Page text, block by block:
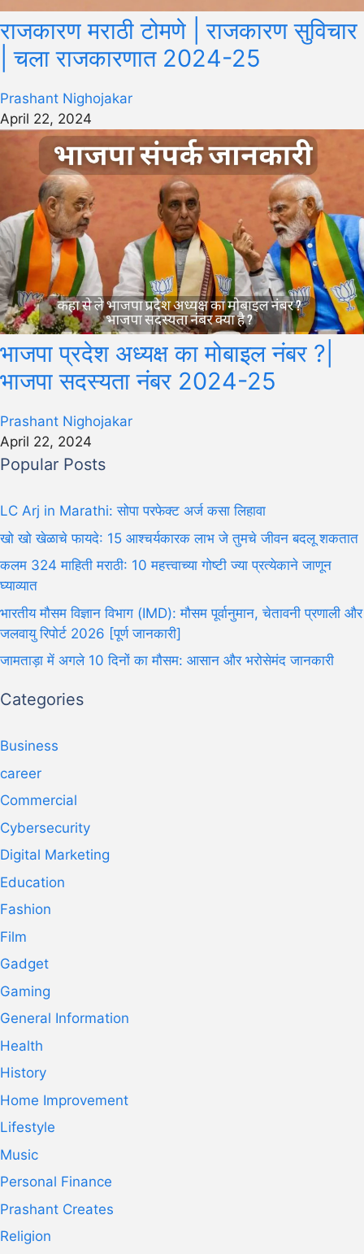
राजकारण मराठी टोमणे | राजकारण सुविचार
| चला राजकारणात 2024-25
Prashant Nighojakar
April 22, 2024
भाजपा प्रदेश अध्यक्ष का मोबाइल नंबर ?|
भाजपा सदस्यता नंबर 2024-25
Prashant Nighojakar
April 22, 2024
Popular Posts
LC Arj in Marathi: सोपा परफेक्ट अर्ज कसा लिहावा
खो खो खेळाचे फायदे: 15 आश्चर्यकारक लाभ जे तुमचे जीवन बदलू शकतात
कलम 324 माहिती मराठी: 10 महत्त्वाच्या गोष्टी ज्या प्रत्येकाने जाणून
घ्याव्यात
भारतीय मौसम विज्ञान विभाग (IMD): मौसम पूर्वानुमान, चेतावनी प्रणाली और
जलवायु रिपोर्ट 2026 [पूर्ण जानकारी]
जामताड़ा में अगले 10 दिनों का मौसम: आसान और भरोसेमंद जानकारी
Categories
Business
career
Commercial
Cybersecurity
Digital Marketing
Education
Fashion
Film
Gadget
Gaming
General Information
Health
History
Home Improvement
Lifestyle
Music
Personal Finance
Prashant Creates
Religion